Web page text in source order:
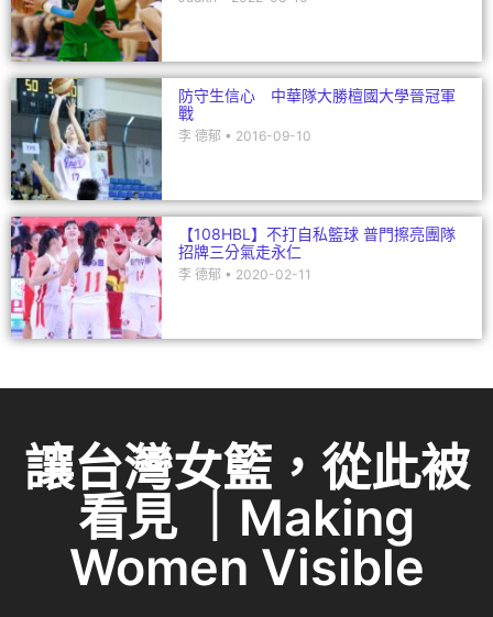
防守生信心 中華隊大勝檀國大學晉冠軍
戰
李 德郁 2016-09-10
【108HBL】不打自私籃球 普門擦亮團隊
招牌三分氣走永仁
李 德郁 2020-02-11
讓台灣女籃，從此被
看見 ｜Making
Women Visible